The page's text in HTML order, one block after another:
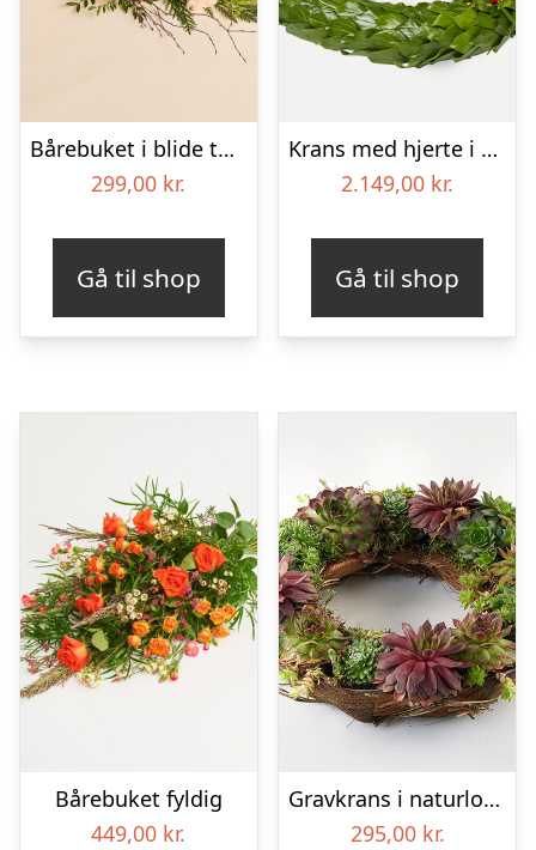
Bårebuket i blide toner
299,00 kr.
Gå til shop
Krans med hjerte i klassisk stil – rød og hvid
2.149,00 kr.
Gå til shop
Bårebuket fyldig
449,00 kr.
Gravkrans i naturlook – Blomster til begravelse
295,00 kr.